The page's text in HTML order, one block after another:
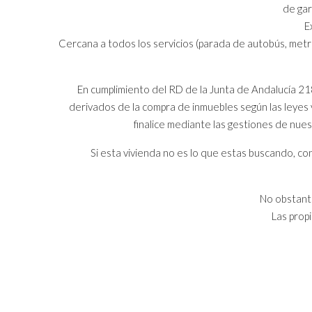
de
Cercana a todos los servicios (parada de autobús,
En cumplimiento del RD de la Junta de Andalucía
derivados de la compra de inmuebles según las
finalice mediante las gestiones de
Si esta vivienda no es lo que estas buscando,
No
Las